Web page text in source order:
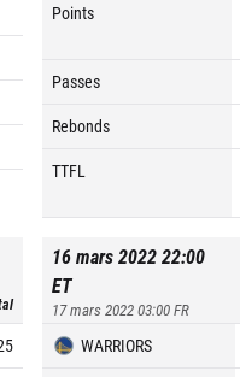
Points
Passes
Rebonds
TTFL
16 mars 2022 22:00
ET
17 mars 2022 03:00FR
WARRIORS